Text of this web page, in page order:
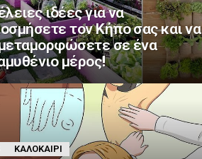
ιδέες για να
τον Κήπο σας και να
σε ένα
μέρος!
ΚΑΛΟΚΑΊΡΙ